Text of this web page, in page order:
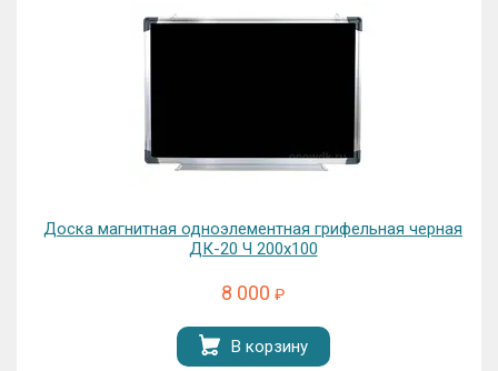
Доска магнитная одноэлементная грифельная черная
ДК-20 Ч 200х100
8 000 ₽
В корзину